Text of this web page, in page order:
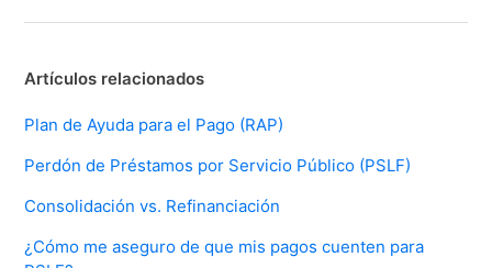
Artículos relacionados
Plan de Ayuda para el Pago (RAP)
Perdón de Préstamos por Servicio Público (PSLF)
Consolidación vs. Refinanciación
¿Cómo me aseguro de que mis pagos cuenten para